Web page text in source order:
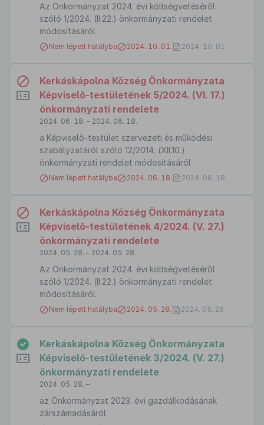
Az Önkormányzat 2024. évi költségvetéséről
szóló 1/2024. (II.22.) önkormányzati rendelet
módosításáról
Nem lépett hatályba 2024. 10. 01. 2024. 10. 01.
Kerkáskápolna Község Önkormányzata
Képviselő-testületének 5/2024. (VI. 17.)
önkormányzati rendelete
2024. 06. 18. – 2024. 06. 18.
a Képviselő-testület szervezeti és működési
szabályzatáról szóló 12/2014. (XII.10.)
önkormányzati rendelet módosításáról
Nem lépett hatályba 2024. 06. 18. 2024. 06. 18.
Kerkáskápolna Község Önkormányzata
Képviselő-testületének 4/2024. (V. 27.)
önkormányzati rendelete
2024. 05. 28. – 2024. 05. 28.
Az Önkormányzat 2024. évi költségvetéséről
szóló 1/2024. (II.22.) önkormányzati rendelet
módosításáról
Nem lépett hatályba 2024. 05. 28. 2024. 05. 28.
Kerkáskápolna Község Önkormányzata
Képviselő-testületének 3/2024. (V. 27.)
önkormányzati rendelete
2024. 05. 28. –
az Önkormányzat 2023. évi gazdálkodásának
zárszámadásáról